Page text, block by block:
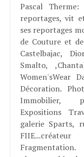
Pascal Therme:
reportages, vit
ses reportages
de Couture et
Castelbajac,
Smalto,
Women'sWear
Décoration.
Immobilier,
Expositions
galerie Sparts,